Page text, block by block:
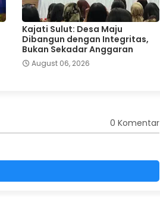
Kajati Sulut: Desa Maju
Dibangun dengan Integritas,
Bukan Sekadar Anggaran
August 06, 2026
0 Komentar